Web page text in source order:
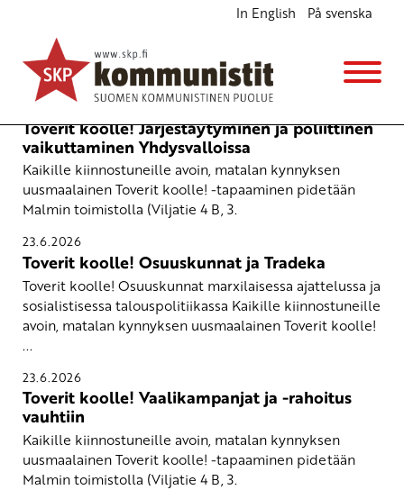
In English På svenska
28.6.2026
Toverit koolle! Järjestäytyminen ja poliittinen
vaikuttaminen Yhdysvalloissa
Kaikille kiinnostuneille avoin, matalan kynnyksen
uusmaalainen Toverit koolle! -tapaaminen pidetään
Malmin toimistolla (Viljatie 4 B, 3.
23.6.2026
Toverit koolle! Osuuskunnat ja Tradeka
Toverit koolle! Osuuskunnat marxilaisessa ajattelussa ja
sosialistisessa talouspolitiikassa Kaikille kiinnostuneille
avoin, matalan kynnyksen uusmaalainen Toverit koolle!
...
23.6.2026
Toverit koolle! Vaalikampanjat ja -rahoitus
vauhtiin
Kaikille kiinnostuneille avoin, matalan kynnyksen
uusmaalainen Toverit koolle! -tapaaminen pidetään
Malmin toimistolla (Viljatie 4 B, 3.